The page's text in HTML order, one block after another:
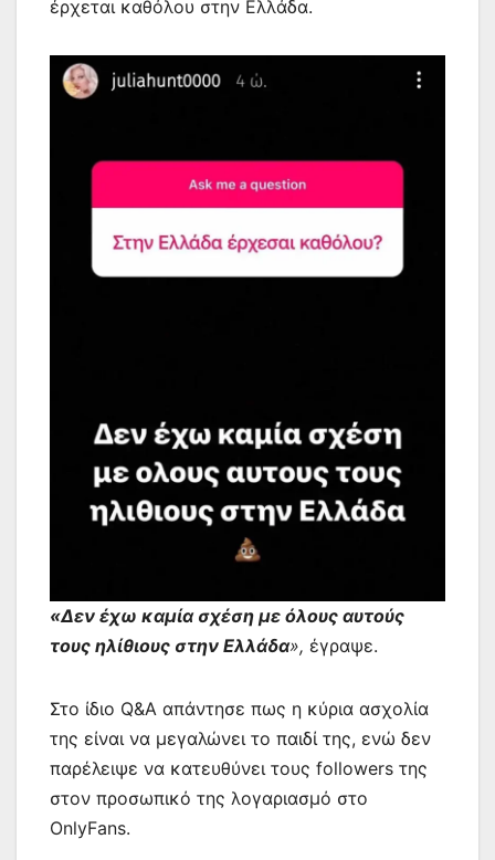
έρχεται καθόλου στην Ελλάδα.
«Δεν έχω καμία σχέση με όλους αυτούς
τους ηλίθιους στην Ελλάδα», έγραψε.
Στο ίδιο Q&A απάντησε πως η κύρια ασχολία
της είναι να μεγαλώνει το παιδί της, ενώ δεν
παρέλειψε να κατευθύνει τους followers της
στον προσωπικό της λογαριασμό στο
OnlyFans.